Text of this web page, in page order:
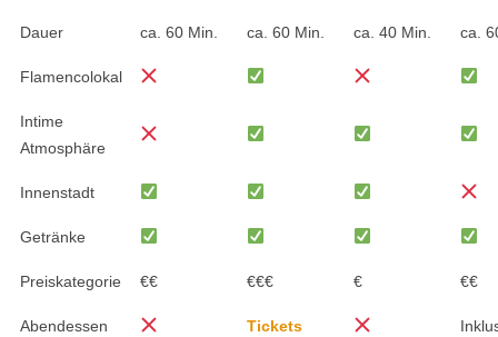
Dauer ca. 60 Min. ca. 60 Min. ca. 40 Min. ca.
Flamencolokal
Intime
Atmosphäre
Innenstadt
Getränke
Preiskategorie €€ €€€ € €€
Abendessen Tickets